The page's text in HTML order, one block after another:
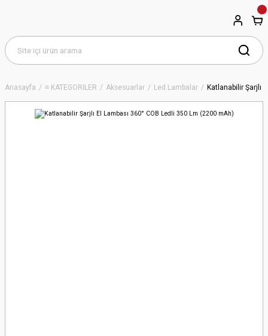
Anasayfa ≡ KATEGORİLER Aksesuarlar Led Lambalar Katlanabilir Şarjlı